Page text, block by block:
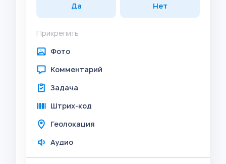
Да Нет
Прикрепить
Фото
Комментарий
Задача
Штрих-код
Геолокация
Аудио